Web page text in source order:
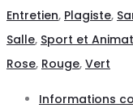
Entretien, Plagiste,
Salle, Sport et
Rose, Rouge, Vert
Informations